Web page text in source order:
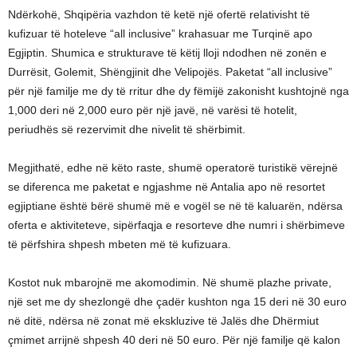
Ndërkohë, Shqipëria vazhdon të ketë një ofertë relativisht të
kufizuar të hoteleve “all inclusive” krahasuar me Turqinë apo
Egjiptin. Shumica e strukturave të këtij lloji ndodhen në zonën e
Durrësit, Golemit, Shëngjinit dhe Velipojës. Paketat “all inclusive”
për një familje me dy të rritur dhe dy fëmijë zakonisht kushtojnë nga
1,000 deri në 2,000 euro për një javë, në varësi të hotelit,
periudhës së rezervimit dhe nivelit të shërbimit.
Megjithatë, edhe në këto raste, shumë operatorë turistikë vërejnë
se diferenca me paketat e ngjashme në Antalia apo në resortet
egjiptiane është bërë shumë më e vogël se në të kaluarën, ndërsa
oferta e aktiviteteve, sipërfaqja e resorteve dhe numri i shërbimeve
të përfshira shpesh mbeten më të kufizuara.
Kostot nuk mbarojnë me akomodimin. Në shumë plazhe private,
një set me dy shezlongë dhe çadër kushton nga 15 deri në 30 euro
në ditë, ndërsa në zonat më ekskluzive të Jalës dhe Dhërmiut
çmimet arrijnë shpesh 40 deri në 50 euro. Për një familje që kalon